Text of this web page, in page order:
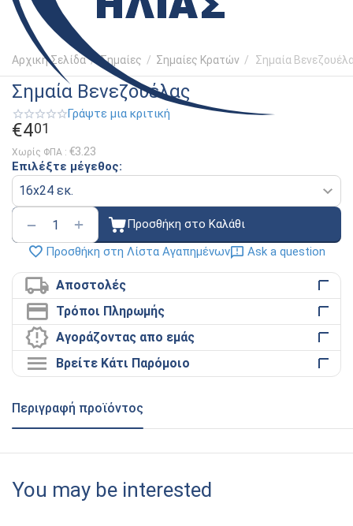
Αρχική Σελίδα / Σημαίες / Σημαίες Κρατών / Σημαία
Σημαία Βενεζουέλας
Γράψτε μια κριτική
€401
Χωρίς ΦΠΑ : €3.23
Επιλέξτε μέγεθος:
+
−
Προσθήκη στο Καλάθι
Προσθήκη στη Λίστα Αγαπημένων
Ask a question
Αποστολές
Τρόποι Πληρωμής
Αγοράζοντας απο εμάς
Βρείτε Κάτι Παρόμοιο
Περιγραφή προϊόντος
You may be interested